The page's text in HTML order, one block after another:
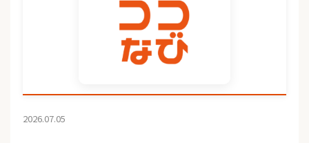
2026.07.05